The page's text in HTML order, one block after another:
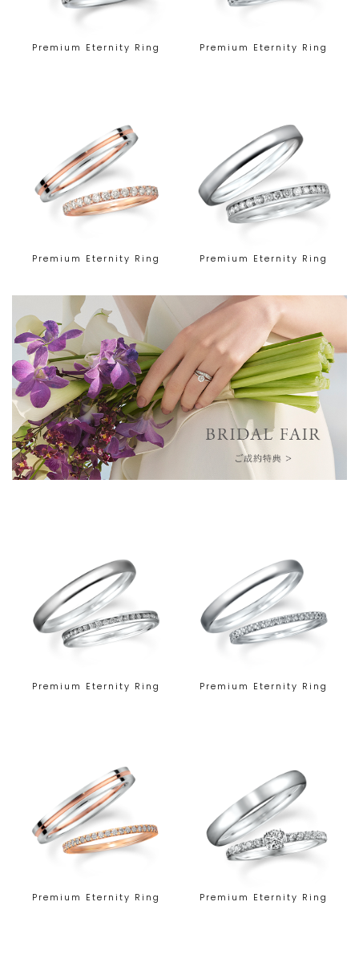
Premium Eternity Ring Premium Eternity Ring
Premium Eternity Ring Premium Eternity Ring
Premium Eternity Ring Premium Eternity Ring
Premium Eternity Ring Premium Eternity Ring